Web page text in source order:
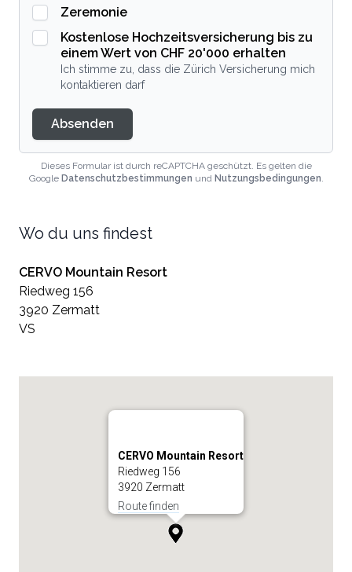
Zeremonie
Kostenlose Hochzeitsversicherung bis zu
einem Wert von CHF 20'000 erhalten
Ich stimme zu, dass die Zürich Versicherung mich
kontaktieren darf
Absenden
Dieses Formular ist durch reCAPTCHA geschützt. Es gelten die
Google Datenschutzbestimmungen und Nutzungsbedingungen.
Wo du uns findest
CERVO Mountain Resort
Riedweg 156
3920 Zermatt
VS
CERVO Mountain Resort
Riedweg 156
3920 Zermatt
Route finden